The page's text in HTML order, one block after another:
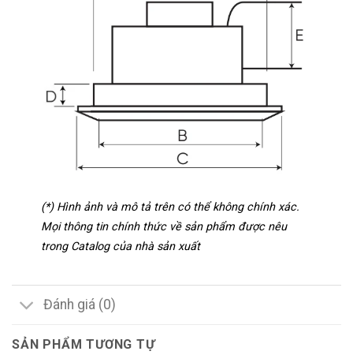
(*) Hình ảnh và mô tả trên có thể không chính xác.
Mọi thông tin chính thức về sản phẩm được nêu
trong Catalog của nhà sản xuất
Đánh giá (0)
SẢN PHẨM TƯƠNG TỰ